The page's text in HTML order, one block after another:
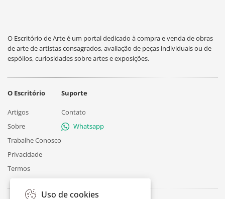
O Escritório de Arte é um portal dedicado à compra e venda de obras
de arte de artistas consagrados, avaliação de peças individuais ou de
espólios, curiosidades sobre artes e exposições.
O Escritório
Artigos
Sobre
Trabalhe Conosco
Privacidade
Termos
Suporte
Contato
Whatsapp
Uso de cookies